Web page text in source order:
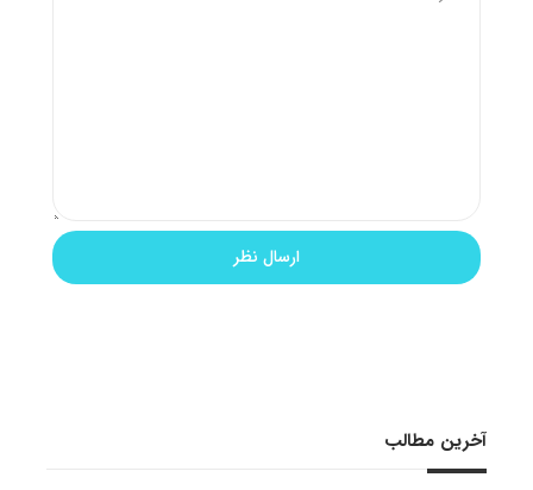
آخرین مطالب